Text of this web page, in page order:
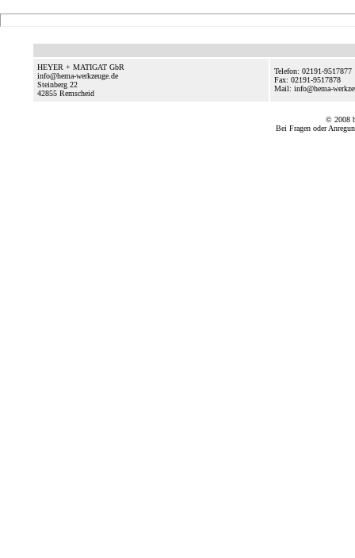
HEYER + MATIGAT GbR
info@hema-werkzeuge.de
Steinberg 22
42855 Remscheid
Telefon: 02191-9517877
Fax: 02191-9517878
Mail: info@hema-
© 2008
Bei Fragen oder